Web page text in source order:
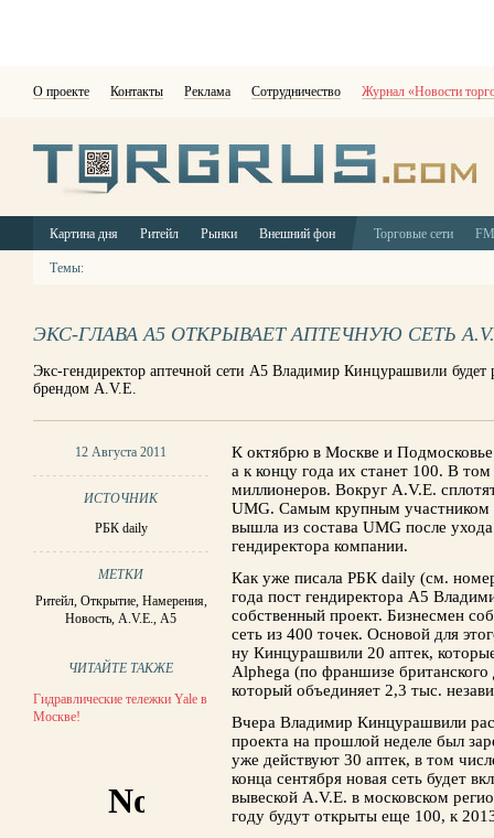
О проекте Контакты Реклама Сотрудничество Журнал «Новости
Картина дня Ритейл Рынки Внешний фон Торговые сети
Темы:
ЭКС-ГЛАВА А5 ОТКРЫВАЕТ АПТЕЧНУЮ СЕТЬ
Экс-гендиректор аптечной сети А5 Владимир Кинцурашвили будет
брендом A.V.E.
12 Августа 2011
ИСТОЧНИК
РБК daily
МЕТКИ
Ритейл, Открытие, Намерения,
Новость,A.V.E.,А5
ЧИТАЙТЕ ТАКЖЕ
Гидравлические тележки Yale в
Москве!
К октябрю в Москве и Подмосковье
а к концу года их станет 100. В
миллионеров. Вокруг A.V.E.
UMG. Самым крупным участником
вышла из состава UMG после
гендиректора компании.
Как уже писала РБК daily (см.
года пост гендиректора А5
собственный проект. Бизнесмен
сеть из 400 точек. Основой для
ну Кинцурашвили 20 аптек,
Alphega (по франшизе
который объединяет 2,3 тыс.
Вчера Владимир Кинцурашвили
проекта на прошлой неделе был
уже действуют 30 аптек, в том
конца сентября новая сеть будет
вывеской A.V.E. в московском
году будут открыты еще 100, к